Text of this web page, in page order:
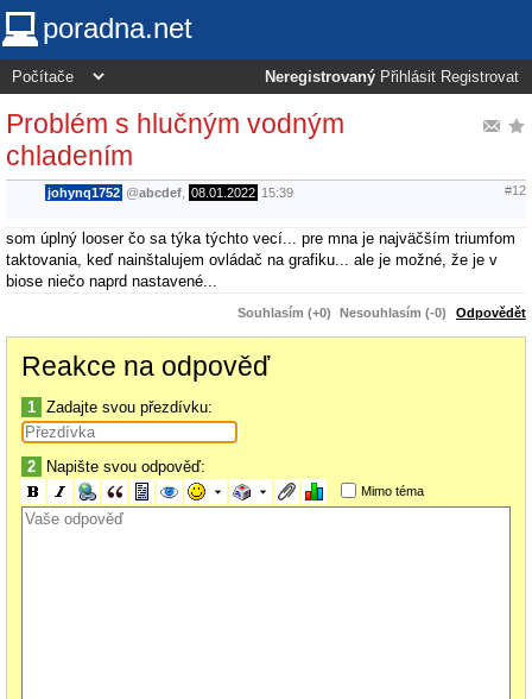
poradna.net
Neregistrovaný Přihlásit Registrovat
Problém s hlučným vodným
chladením
johynq1752 @abcdef 08.01.2022 15:39 #12
som úplný looser čo sa týka týchto vecí... pre mna je najväčším triumfom
taktovania, keď nainštalujem ovládač na grafiku... ale je možné, že je v
biose niečo naprd nastavené...
Souhlasím (+0) Nesouhlasím (-0) Odpovědět
Reakce na odpověď
1 Zadajte svou přezdívku:
2 Napište svou odpověď:
Mimo téma